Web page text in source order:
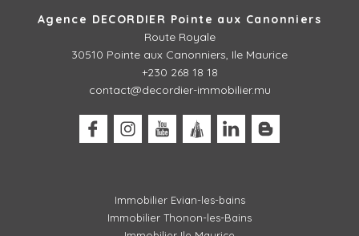
Agence DECORDIER Pointe aux Canonniers
Route Royale
30510 Pointe aux Canonniers, Ile Maurice
+230 268 18 18
contact@decordier-immobilier.mu
Immobilier Evian-les-bains
Immobilier Thonon-les-Bains